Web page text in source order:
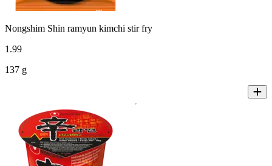
Nongshim Shin ramyun kimchi stir fry
1 .99
137 g